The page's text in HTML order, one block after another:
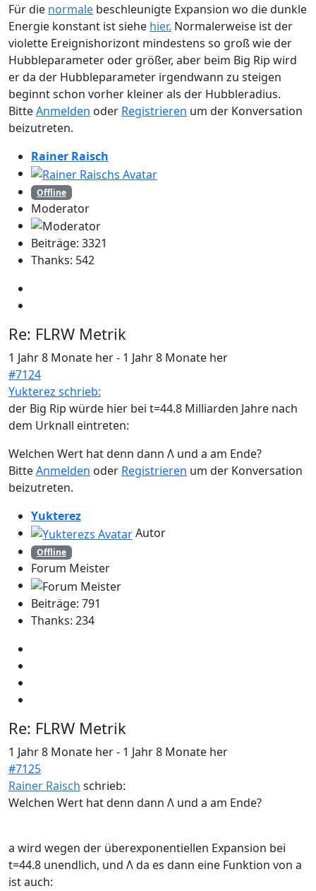
Für die normale beschleunigte Expansion wo die dunkle
Energie konstant ist siehe hier. Normalerweise ist der
violette Ereignishorizont mindestens so groß wie der
Hubbleparameter oder größer, aber beim Big Rip wird
er da der Hubbleparameter irgendwann zu steigen
beginnt schon vorher kleiner als der Hubbleradius.
BitteAnmelden oder Registrieren um der Konversation
beizutreten.
Rainer Raisch
Offline
Moderator
Beiträge: 3321
Thanks: 542
Re: FLRW Metrik
1 Jahr 8 Monate her- 1 Jahr 8 Monate her
#7124
Yukterez schrieb:
der Big Rip würde hier bei t=44.8 Milliarden Jahre nach
dem Urknall eintreten:
Welchen Wert hat denn dann Λ und a am Ende?
BitteAnmelden oder Registrieren um der Konversation
beizutreten.
Yukterez
Autor
Offline
Forum Meister
Beiträge: 791
Thanks: 234
Re: FLRW Metrik
1 Jahr 8 Monate her- 1 Jahr 8 Monate her
#7125
Rainer Raisch schrieb:
Welchen Wert hat denn dann Λ und a am Ende?
a wird wegen der überexponentiellen Expansion bei
t=44.8 unendlich, und Λ da es dann eine Funktion von a
ist auch: